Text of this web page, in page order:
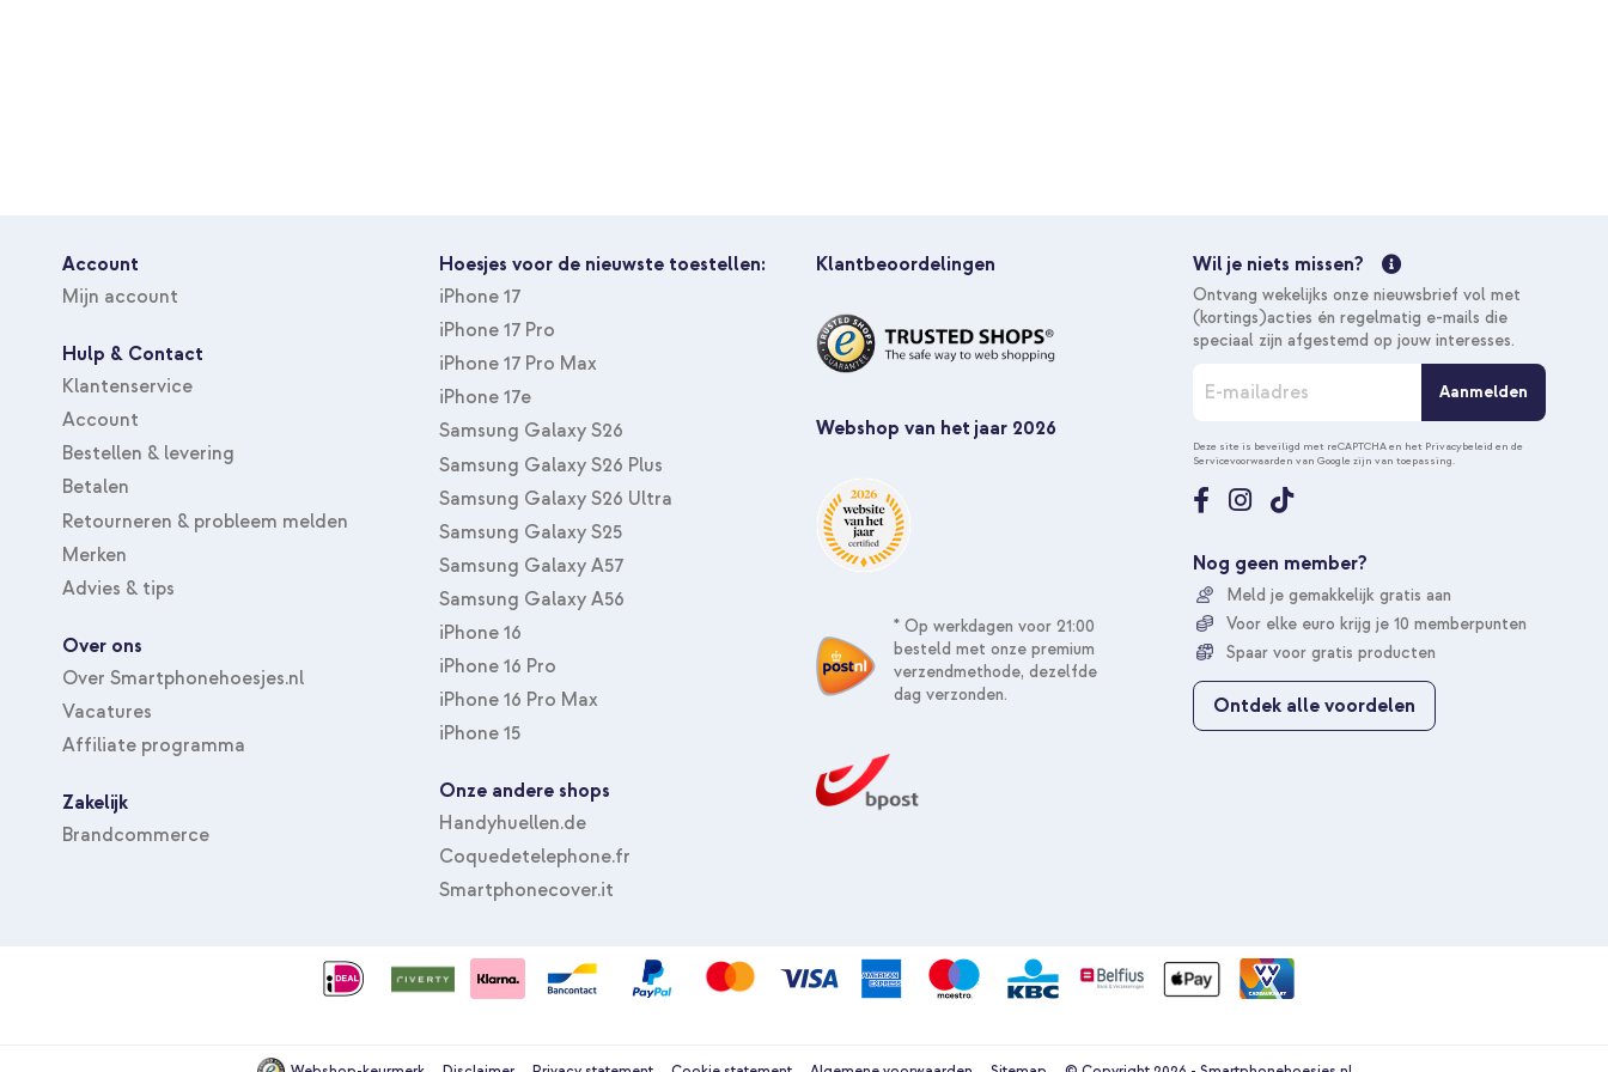
Account
Mijn account
Hulp & Contact
Klantenservice
Account
Bestellen & levering
Betalen
Retourneren & probleem melden
Merken
Advies & tips
Over ons
Over Smartphonehoesjes.nl
Vacatures
Affiliate programma
Zakelijk
Brandcommerce
Hoesjes voor de nieuwste toestellen:
iPhone 17
iPhone 17 Pro
iPhone 17 Pro Max
iPhone 17e
Samsung Galaxy S26
Samsung Galaxy S26 Plus
Samsung Galaxy S26 Ultra
Samsung Galaxy S25
Samsung Galaxy A57
Samsung Galaxy A56
iPhone 16
iPhone 16 Pro
iPhone 16 Pro Max
iPhone 15
Onze andere shops
Handyhuellen.de
Coquedetelephone.fr
Smartphonecover.it
Klantbeoordelingen
Webshop van het jaar 2026
* Op werkdagen voor 21:00
besteld met onze premium
verzendmethode, dezelfde
dag verzonden.
Wil je niets missen?
Ontvang wekelijks onze nieuwsbrief vol met
(kortings)acties én regelmatig e-mails die
speciaal zijn afgestemd op jouw interesses.
n
n
e
e
u
p
o
n
e
Aanmelden
Deze site is beveiligd met reCAPTCHA en het Privacybeleid en de
Servicevoorwaarden van Google zijn van toepassing.
Nog geen member?
Meld je gemakkelijk gratis aan
Voor elke euro krijg je 10 memberpunten
Spaar voor gratis producten
Ontdek alle voordelen